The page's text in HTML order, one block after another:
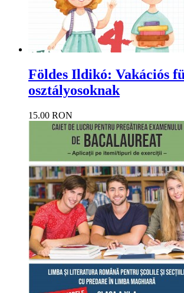
Földes Ildikó: Vakációs
osztályosoknak
15.00 RON